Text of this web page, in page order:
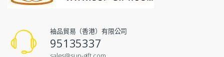
袖品貿易（香港）有限公司
95135337